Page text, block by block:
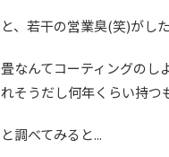
と、若干の営業臭(笑)がし
畳なんてコーティングのし
れそうだし何年くらい持つ
と調べてみると...